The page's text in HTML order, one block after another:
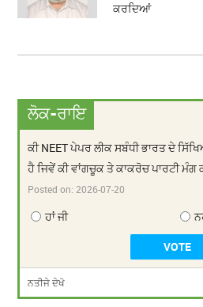
ਕਰਦਿਆਂ
ਲੋਕ-ਰਾਇ
ਕੀ NEET ਪੇਪਰ ਲੀਕ ਸਬੰਧੀ ਭਾਰਤ ਦੇ
ਹੈ ਜਿਵੇਂ ਕੀ ਵਾਂਗਚੂਕ ਤੇ ਕਾਕਰੋਚ ਪਾਰਟੀ ਮੰਗ
Posted on:2026-07-20
ਹਾਂ ਜੀ
ਨਤੀਜੇ ਦੇਖੋ